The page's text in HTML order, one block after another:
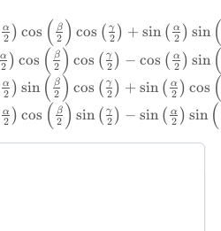
2
α ) cos ( 2
β ) cos ( 2
γ ) + sin ( 2
α ) sin (
2
α ) cos ( 2
β ) cos ( 2
γ ) − cos ( 2
α ) sin (
2
α ) sin ( 2
β ) cos ( 2
γ ) + sin ( 2
α ) cos (
2
α ) cos ( 2
β ) sin ( 2
γ ) − sin ( 2
α ) sin (